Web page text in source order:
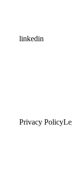
linkedin
Privacy Policy